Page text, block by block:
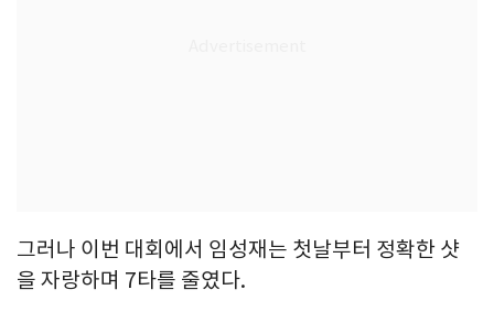
그러나 이번 대회에서 임성재는 첫날부터 정확한 샷
을 자랑하며 7타를 줄였다.